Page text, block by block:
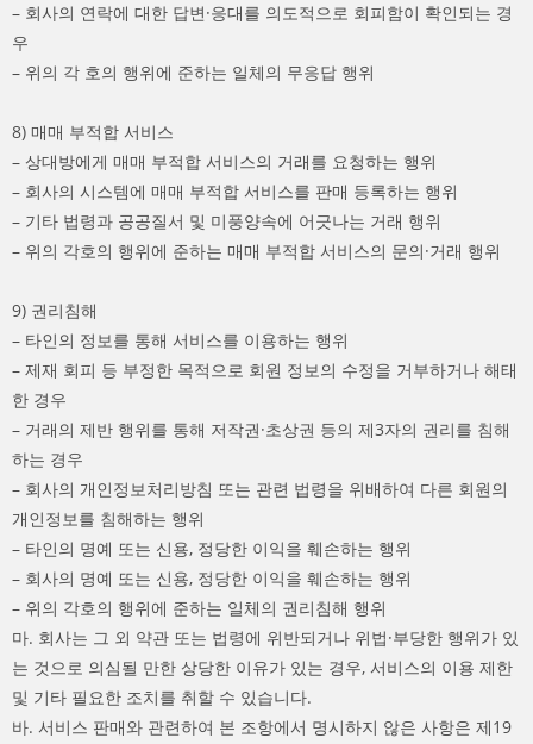
– 회사의 연락에 대한 답변·응대를 의도적으로 회피함이 확인되는 경
우
– 위의 각 호의 행위에 준하는 일체의 무응답 행위
8) 매매 부적합 서비스
– 상대방에게 매매 부적합 서비스의 거래를 요청하는 행위
– 회사의 시스템에 매매 부적합 서비스를 판매 등록하는 행위
– 기타 법령과 공공질서 및 미풍양속에 어긋나는 거래 행위
– 위의 각호의 행위에 준하는 매매 부적합 서비스의 문의·거래 행위
9) 권리침해
– 타인의 정보를 통해 서비스를 이용하는 행위
– 제재 회피 등 부정한 목적으로 회원 정보의 수정을 거부하거나 해태
한 경우
– 거래의 제반 행위를 통해 저작권·초상권 등의 제3자의 권리를 침해
하는 경우
– 회사의 개인정보처리방침 또는 관련 법령을 위배하여 다른 회원의
개인정보를 침해하는 행위
– 타인의 명예 또는 신용, 정당한 이익을 훼손하는 행위
– 회사의 명예 또는 신용, 정당한 이익을 훼손하는 행위
– 위의 각호의 행위에 준하는 일체의 권리침해 행위
마. 회사는 그 외 약관 또는 법령에 위반되거나 위법·부당한 행위가 있
는 것으로 의심될 만한 상당한 이유가 있는 경우, 서비스의 이용 제한
및 기타 필요한 조치를 취할 수 있습니다.
바. 서비스 판매와 관련하여 본 조항에서 명시하지 않은 사항은 제19